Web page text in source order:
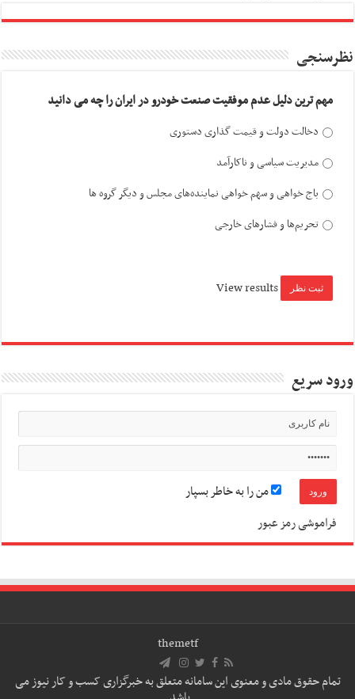
نظرسنجی
مهم ترین دلیل عدم موفقیت صنعت خودرو در ایران را چه می دانید
دخالت دولت و قیمت گذاری دستوری
مدیریت سیاسی و ناکارآمد
باج خواهی و سهم خواهی نماینده‌های مجلس و دیگر گروه ها
تحریم‌ها و فشارهای خارجی
View results
ورود سریع
من را به خاطر بسپار
فراموشی رمز عبور
themetf
تمام حقوق مادی و معنوی این سامانه متعلق به خبرگزاری کسب و کار نیوز می